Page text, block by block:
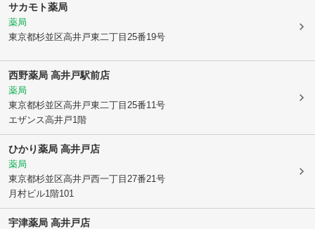
サカモト薬局
薬局
東京都杉並区高井戸東二丁目25番19号
西野薬局 高井戸駅前店
薬局
東京都杉並区高井戸東二丁目25番11号
エザンス高井戸1階
ひかり薬局 高井戸店
薬局
東京都杉並区高井戸西一丁目27番21号
月村ビル1階101
宇津薬局 高井戸店